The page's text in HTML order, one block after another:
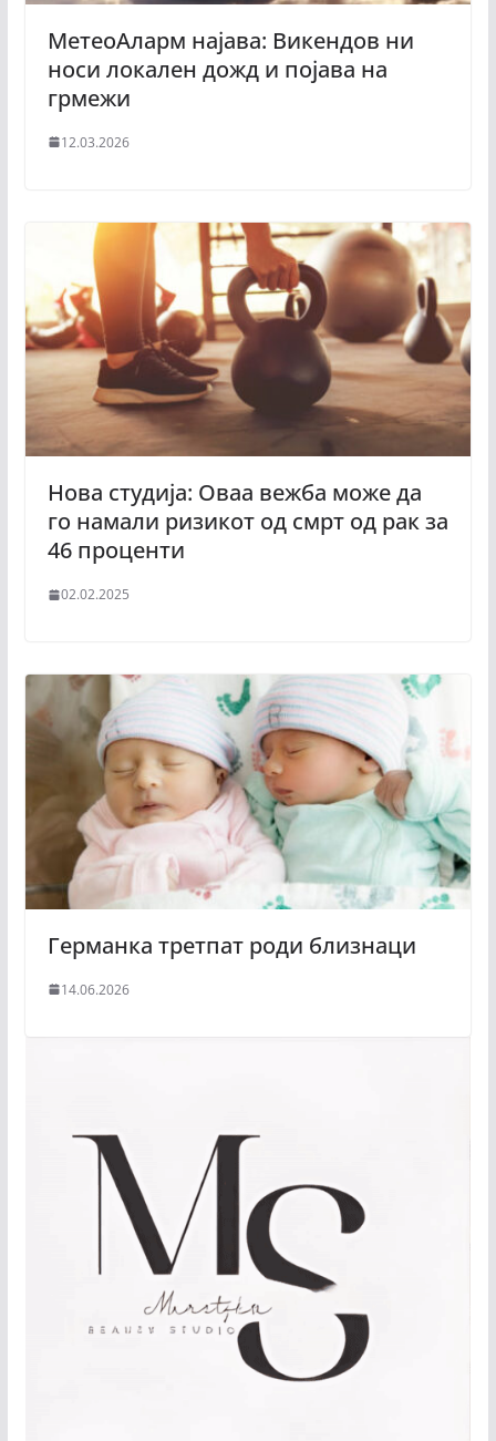
МетеоАларм најава: Викендов ни
носи локален дожд и појава на
грмежи
12.03.2026
Нова студија: Оваа вежба може да
го намали ризикот од смрт од рак за
46 проценти
02.02.2025
Германка третпат роди близнаци
14.06.2026